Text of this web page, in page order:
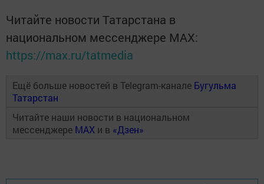
Читайте новости Татарстана в
национальном мессенджере MАХ:
https://max.ru/tatmedia
Ещё больше новостей в Telegram-канале Бугульма
Татарстан
Читайте наши новости в национальном
мессенджере MAX и в «Дзен»